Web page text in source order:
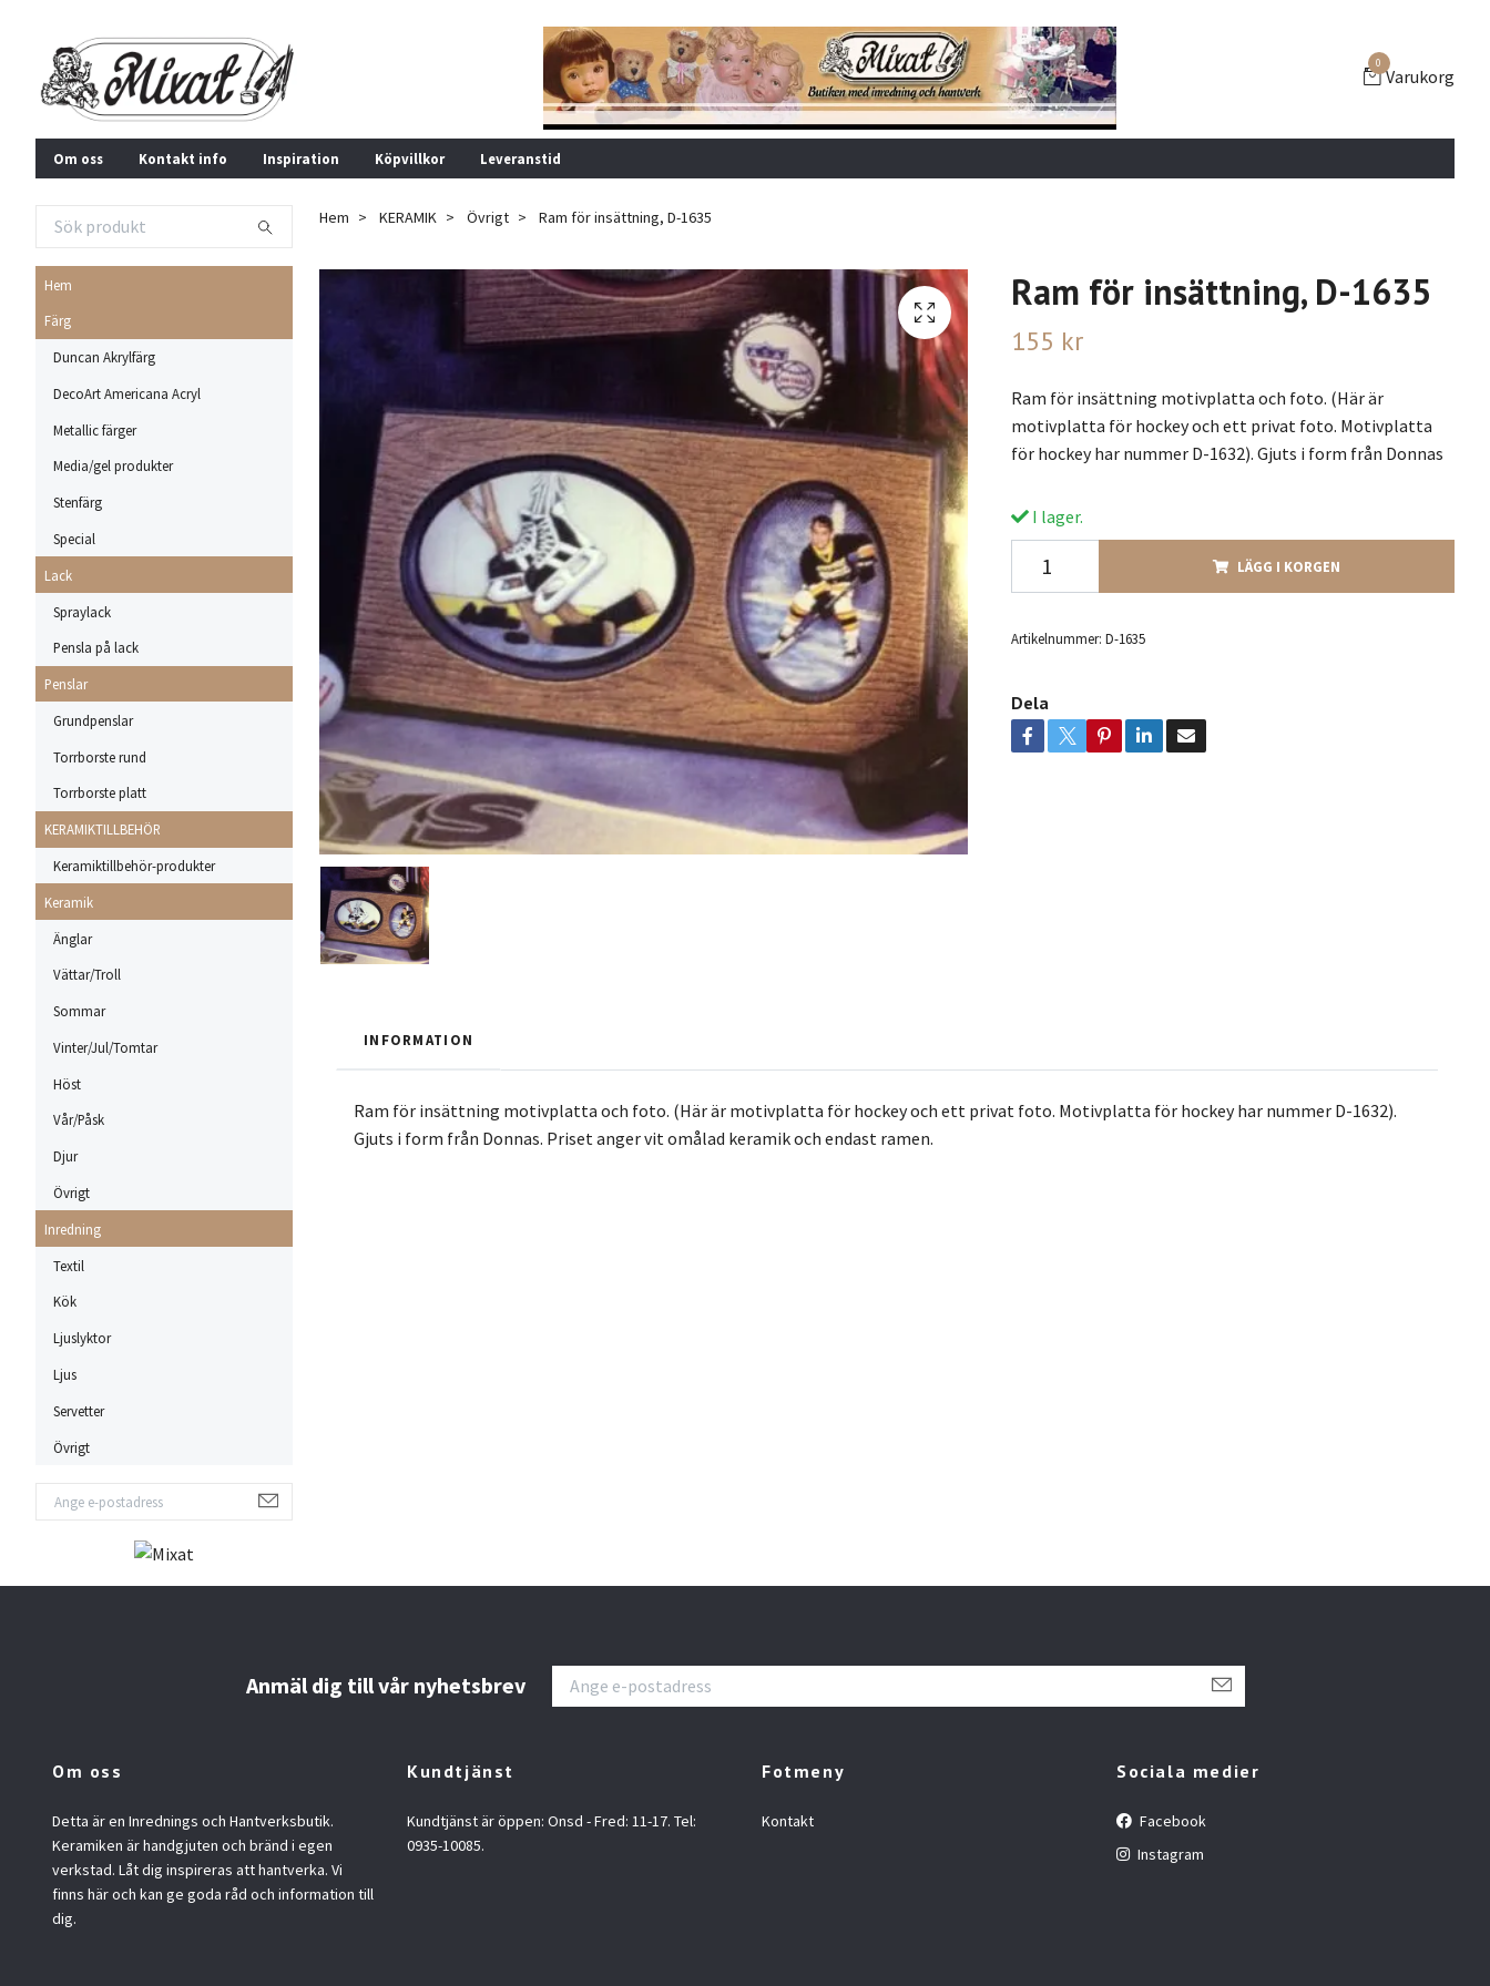
0
Varukorg
Om oss Kontakt info Inspiration Köpvillkor Leveranstid
Hem
Färg
Duncan Akrylfärg
DecoArt Americana Acryl
Metallic färger
Media/gel produkter
Stenfärg
Special
Lack
Spraylack
Pensla på lack
Penslar
Grundpenslar
Torrborste rund
Torrborste platt
KERAMIKTILLBEHÖR
Keramiktillbehör-produkter
Keramik
Änglar
Vättar/Troll
Sommar
Vinter/Jul/Tomtar
Höst
Vår/Påsk
Djur
Övrigt
Inredning
Textil
Kök
Ljuslyktor
Ljus
Servetter
Övrigt
Hem KERAMIK Övrigt Ram för insättning, D-1635
Ram för insättning, D-1635
155 kr
Ram för insättning motivplatta och foto. (Här är
motivplatta för hockey och ett privat foto. Motivplatta
för hockey har nummer D-1632). Gjuts i form från Donnas
I lager.
LÄGG I KORGEN
Artikelnummer: D-1635
Dela
INFORMATION
Ram för insättning motivplatta och foto. (Här är motivplatta för hockey och ett privat foto. Motivplatta för hockey har nummer D-1632).
Gjuts i form från Donnas. Priset anger vit omålad keramik och endast ramen.
Anmäl dig till vår nyhetsbrev
Om oss
Detta är en Inrednings och Hantverksbutik.
Keramiken är handgjuten och bränd i egen
verkstad. Låt dig inspireras att hantverka. Vi
finns här och kan ge goda råd och information till
dig.
Kundtjänst
Kundtjänst är öppen: Onsd - Fred: 11-17. Tel:
0935-10085.
Fotmeny
Kontakt
Sociala medier
Facebook
Instagram